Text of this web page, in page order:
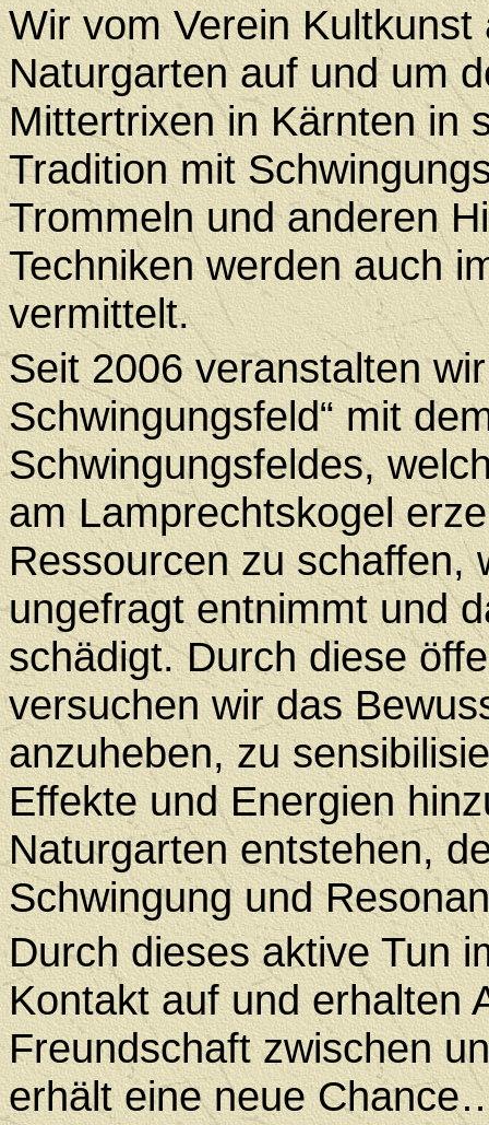
Wir vom Verein
Naturgarten auf und um
Mittertrixen in Kärnten in
Tradition mit
Trommeln und anderen
Techniken werden auch
vermittelt.
Seit 2006 veranstalten
Schwingungsfeld“ mit
Schwingungsfeldes,
am Lamprechtskogel
Ressourcen zu schaffen,
ungefragt entnimmt und
schädigt. Durch diese
versuchen wir das
anzuheben, zu
Effekte und Energien
Naturgarten entstehen,
Schwingung und
Durch dieses aktive Tun
Kontakt auf und erhalten
Freundschaft zwischen
erhält eine neue